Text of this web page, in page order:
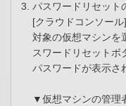
パスワードリセット
[クラウドコンソー
対象の仮想マシンを
スワードリセットボ
パスワードが表示さ
▼仮想マシンの管理